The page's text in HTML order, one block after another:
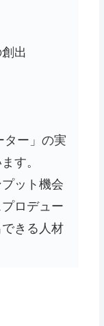
出
ター」の実
す。
ット機会
ロデュー
きる人材